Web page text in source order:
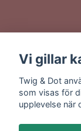
Vi gillar
Twig & Dot
som visas för
upplevelse när